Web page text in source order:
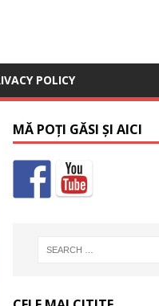
POLICY
MĂ POȚI GĂSI ȘI AICI